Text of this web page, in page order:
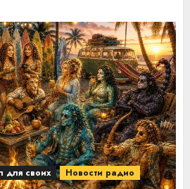
для своих Новости радио